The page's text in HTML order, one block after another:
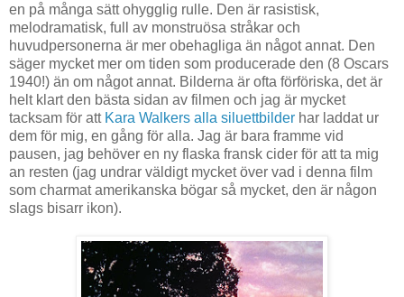
en på många sätt ohygglig rulle. Den är rasistisk,
melodramatisk, full av monstruösa stråkar och
huvudpersonerna är mer obehagliga än något annat. Den
säger mycket mer om tiden som producerade den (8 Oscars
1940!) än om något annat. Bilderna är ofta förföriska, det är
helt klart den bästa sidan av filmen och jag är mycket
tacksam för att Kara Walkers alla siluettbilder har laddat ur
dem för mig, en gång för alla. Jag är bara framme vid
pausen, jag behöver en ny flaska fransk cider för att ta mig
an resten (jag undrar väldigt mycket över vad i denna film
som charmat amerikanska bögar så mycket, den är någon
slags bisarr ikon).